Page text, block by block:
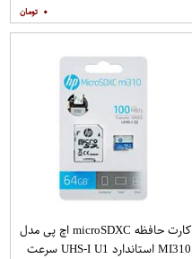
گیگابایت به همراه آداپتور SD
۰
کارت حافظه microSDXC اچ پی مدل
MI310 استاندارد UHS-I U1 سرعت